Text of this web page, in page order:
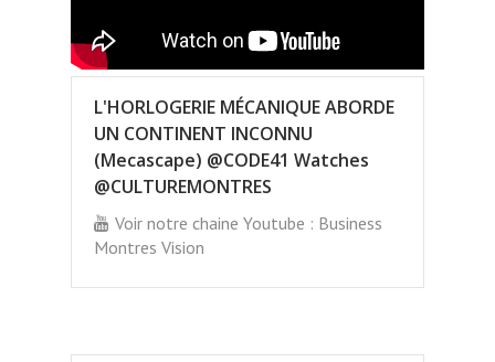
L'HORLOGERIE MÉCANIQUE ABORDE
UN CONTINENT INCONNU
(Mecascape) @CODE41 Watches
@CULTUREMONTRES
Voir notre chaine Youtube : Business
Montres Vision